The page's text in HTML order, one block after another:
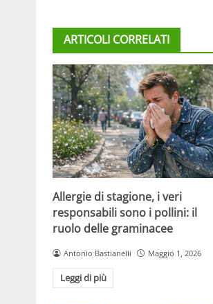
ARTICOLI CORRELATI
Allergie di stagione, i veri
responsabili sono i pollini: il
ruolo delle graminacee
Antonio Bastianelli Maggio 1, 2026
Leggi di più